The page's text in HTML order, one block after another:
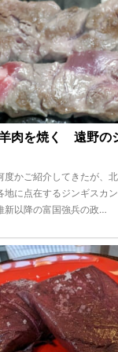
肉を焼く 遠野の
度かご紹介してきたが、
地に点在するジンギスカ
新以降の富国強兵の政…